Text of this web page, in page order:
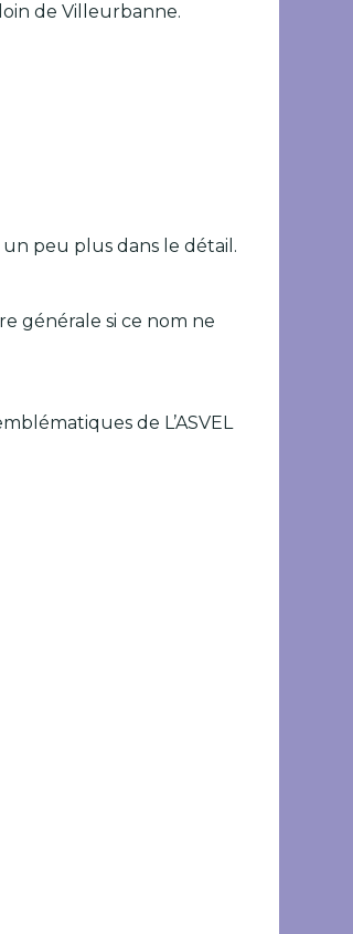
de Villeurbanne.
peu plus dans le détail.
générale si ce nom ne
de L’ASVEL